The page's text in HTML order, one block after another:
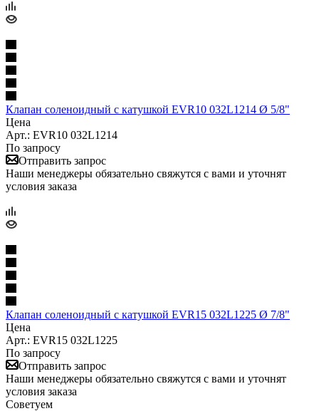
Клапан соленоидный с катушкой EVR10 032L1214 Ø 5/8"
Цена
Арт.: EVR10 032L1214
По запросу
Отправить запрос
Наши менеджеры обязательно свяжутся с вами и уточнят
условия заказа
Клапан соленоидный с катушкой EVR15 032L1225 Ø 7/8"
Цена
Арт.: EVR15 032L1225
По запросу
Отправить запрос
Наши менеджеры обязательно свяжутся с вами и уточнят
условия заказа
Советуем